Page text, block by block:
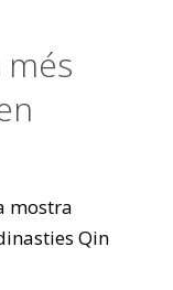
mostra
Qin